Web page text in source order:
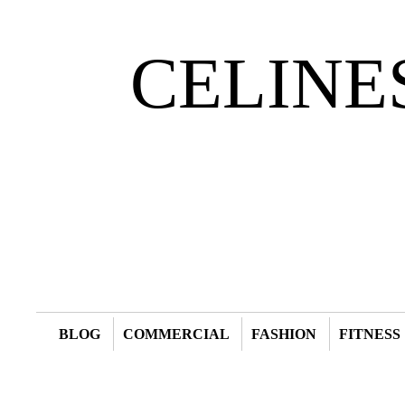
BLOG COMMERCIAL FASHION FITNESS